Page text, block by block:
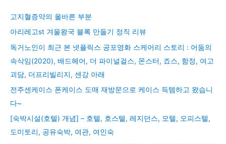
고지혈증약의 올바른 부분
아리레고st 겨울왕국 블록 만들기 정직 리뷰
독거노인이 최근 본 넷플릭스 공포영화 스케어리 스토리 : 어둠의
속삭임(2020), 배드헤어, 더 파이널걸스, 몬스터, 죠스, 함정, 여고
괴담, 더프리빌리지, 센강 아래
전주센케이스 폰케이스 도매 재방문으로 케이스 득템하고 왔습니
다~
[숙박시설(호텔) 개념] – 호텔, 호스텔, 레지던스, 모텔, 오피스텔,
도미토리, 공유숙박, 여관, 여인숙